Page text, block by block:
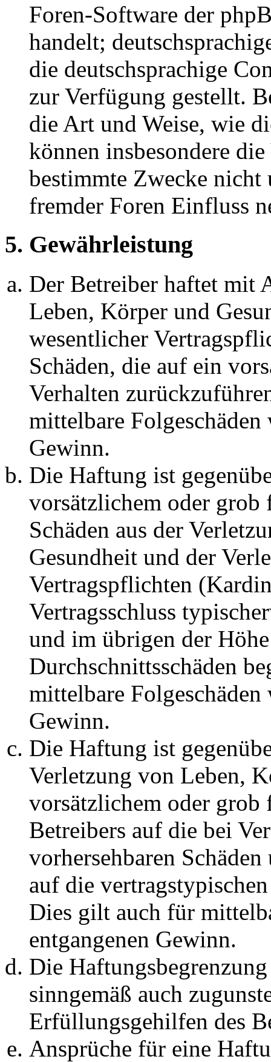
Foren-Software der
handelt;
die deutschsprachige
zur Verfügung gestellt.
die Art und Weise, wie
können insbesondere
bestimmte Zwecke nicht
fremder Foren Einfluss
5. Gewährleistung
Der Betreiber haftet mit
Leben, Körper und
wesentlicher
Schäden, die auf ein
Verhalten
mittelbare Folgeschäden
Gewinn.
Die Haftung ist
vorsätzlichem oder grob
Schäden aus der
Gesundheit und der
Vertragspflichten
Vertragsschluss
und im übrigen der
Durchschnittsschäden
mittelbare Folgeschäden
Gewinn.
Die Haftung ist
Verletzung von Leben,
vorsätzlichem oder grob
Betreibers auf die bei
vorhersehbaren
auf die
Dies gilt auch für
entgangenen Gewinn.
Die
sinngemäß auch
Erfüllungsgehilfen des
Ansprüche für eine